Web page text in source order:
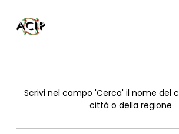
Scrivi nel campo 'Cerca' il nome del
città o della regione